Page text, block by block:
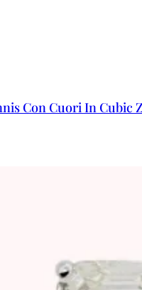
Con Cuori In Cubic